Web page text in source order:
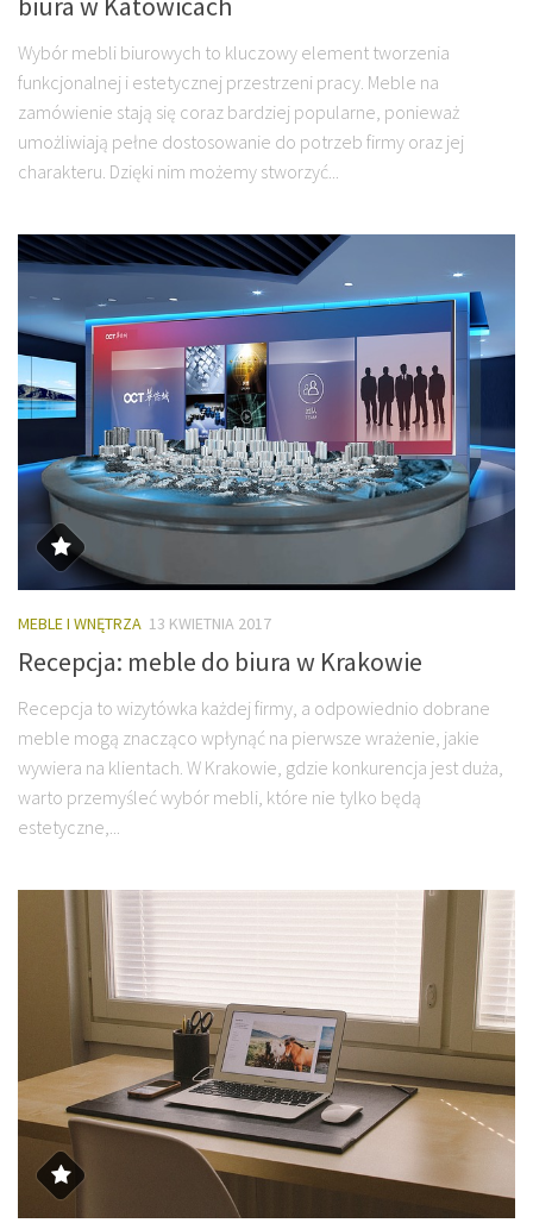
Wybór mebli biurowych to kluczowy element tworzenia
funkcjonalnej i estetycznej przestrzeni pracy. Meble na
zamówienie stają się coraz bardziej popularne, ponieważ
umożliwiają pełne dostosowanie do potrzeb firmy oraz jej
charakteru. Dzięki nim możemy stworzyć...
MEBLE I WNĘTRZA 13 KWIETNIA 2017
Recepcja: meble do biura w Krakowie
Recepcja to wizytówka każdej firmy, a odpowiednio dobrane
meble mogą znacząco wpłynąć na pierwsze wrażenie, jakie
wywiera na klientach. W Krakowie, gdzie konkurencja jest duża,
warto przemyśleć wybór mebli, które nie tylko będą
estetyczne,...